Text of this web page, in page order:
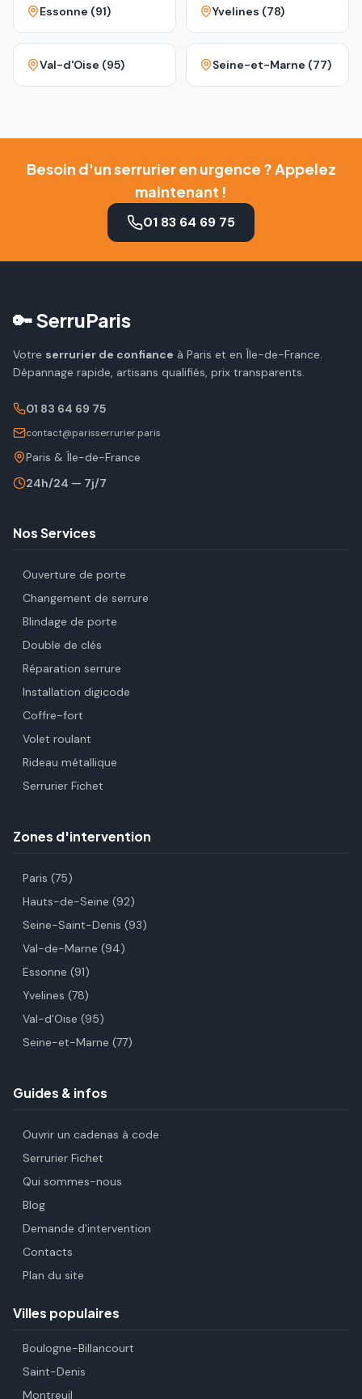
Essonne (91) Yvelines (78)
Val-d'Oise (95) Seine-et-Marne (77)
Besoin d'un serrurier en urgence ? Appelez
maintenant !
01 83 64 69 75
🔑 SerruParis
Votre serrurier de confiance à Paris et en Île-de-France.
Dépannage rapide, artisans qualifiés, prix transparents.
01 83 64 69 75
contact@parisserrurier.paris
Paris & Île-de-France
24h/24 — 7j/7
Nos Services
Ouverture de porte
Changement de serrure
Blindage de porte
Double de clés
Réparation serrure
Installation digicode
Coffre-fort
Volet roulant
Rideau métallique
Serrurier Fichet
Zones d'intervention
Paris (75)
Hauts-de-Seine (92)
Seine-Saint-Denis (93)
Val-de-Marne (94)
Essonne (91)
Yvelines (78)
Val-d'Oise (95)
Seine-et-Marne (77)
Guides & infos
Ouvrir un cadenas à code
Serrurier Fichet
Qui sommes-nous
Blog
Demande d'intervention
Contacts
Plan du site
Villes populaires
Boulogne-Billancourt
Saint-Denis
Montreuil